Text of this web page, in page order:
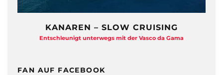
KANAREN – SLOW CRUISING
Entschleunigt unterwegs mit der Vasco da Gama
FAN AUF FACEBOOK